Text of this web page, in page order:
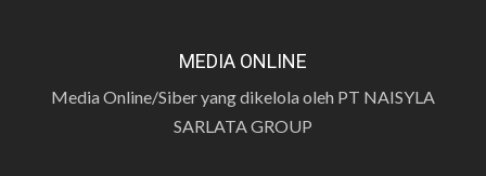
MEDIA ONLINE
Media Online/Siber yang dikelola oleh PT NAISYLA
SARLATA GROUP